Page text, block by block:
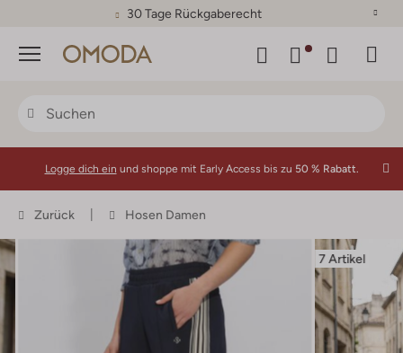
30 Tage Rückgaberecht
Menü
Logge dich ein und shoppe mit Early Access bis zu 50 % Rabatt.
Zurück Hosen Damen
7 Artikel